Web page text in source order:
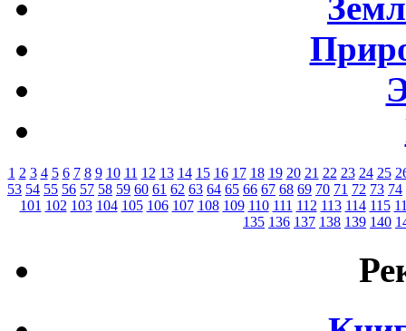
1 2 3 4 5 6 7 8 9 10 11 12 13 14 15 16 17 18 19 20 21 22 23 24 25
53 54 55 56 57 58 59 60 61 62 63 64 65 66 67 68 69 70 71 72 73 74
101 102 103 104 105 106 107 108 109 110 111 112 113 114 115
135 136 137 138 139 140